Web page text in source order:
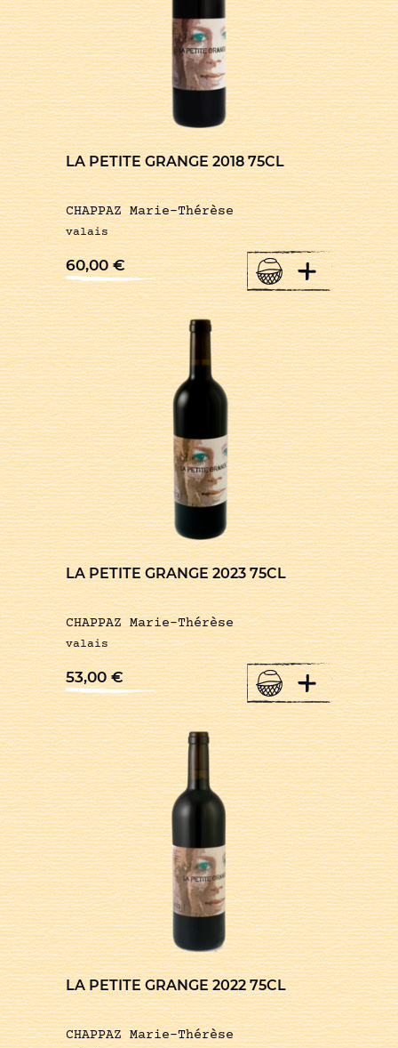
LA PETITE GRANGE 2018 75CL
CHAPPAZ Marie-Thérèse
valais
60,00€ +
LA PETITE GRANGE 2023 75CL
CHAPPAZ Marie-Thérèse
valais
53,00€ +
LA PETITE GRANGE 2022 75CL
CHAPPAZ Marie-Thérèse